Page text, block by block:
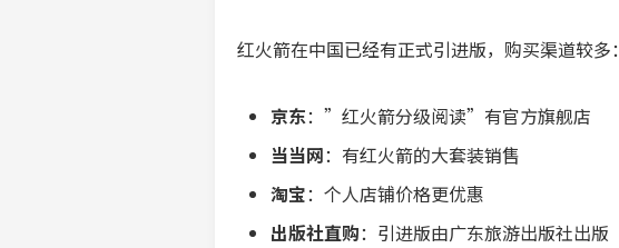
红火箭在中国已经有正式引进版，购买渠道较多：
京东：”红火箭分级阅读”有官方旗舰店
当当网：有红火箭的大套装销售
淘宝：个人店铺价格更优惠
出版社直购：引进版由广东旅游出版社出版